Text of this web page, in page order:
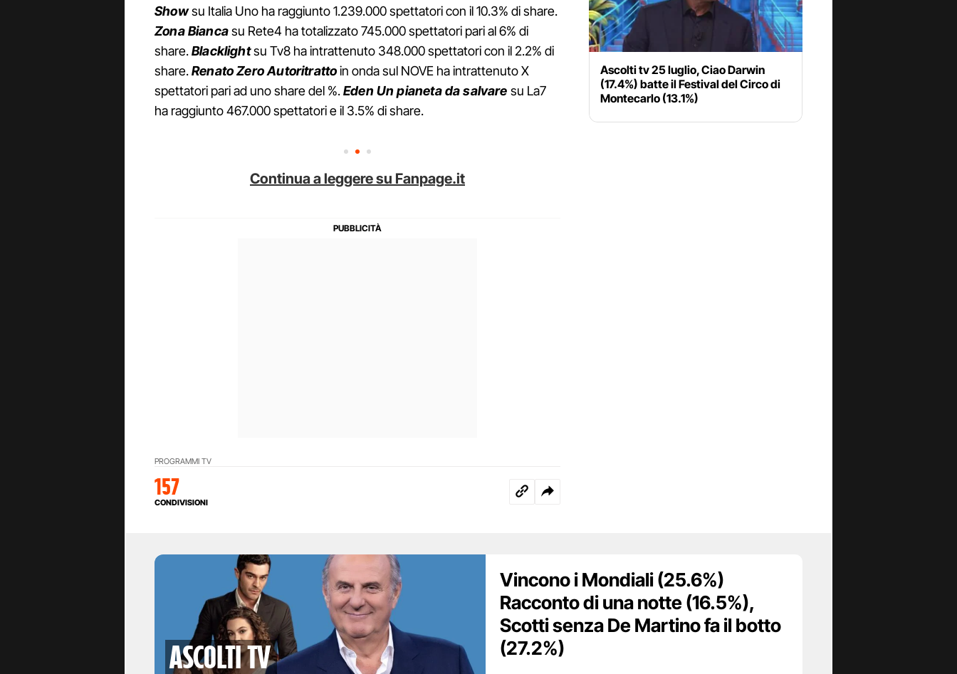
Showsu Italia Uno ha raggiunto 1.239.000 spettatori con il 10.3% di share.
Zona Biancasu Rete4 ha totalizzato 745.000 spettatori pari al 6% di
share.Blacklightsu Tv8 ha intrattenuto 348.000 spettatori con il 2.2% di
share.Renato Zero Autoritrattoin onda sul NOVE ha intrattenuto X
spettatori pari ad uno share del %.Eden Un pianeta da salvare su La7
ha raggiunto 467.000 spettatori e il 3.5% di share.
Continua a leggere su Fanpage.it
PROGRAMMI TV
157
CONDIVISIONI
Ascolti tv 25 luglio, Ciao Darwin
(17.4%) batte il Festival del Circo di
Montecarlo (13.1%)
Ascolti TV
Vincono i Mondiali (25.6%)
Racconto di una notte (16.5%),
Scotti senza De Martino fa il botto
(27.2%)